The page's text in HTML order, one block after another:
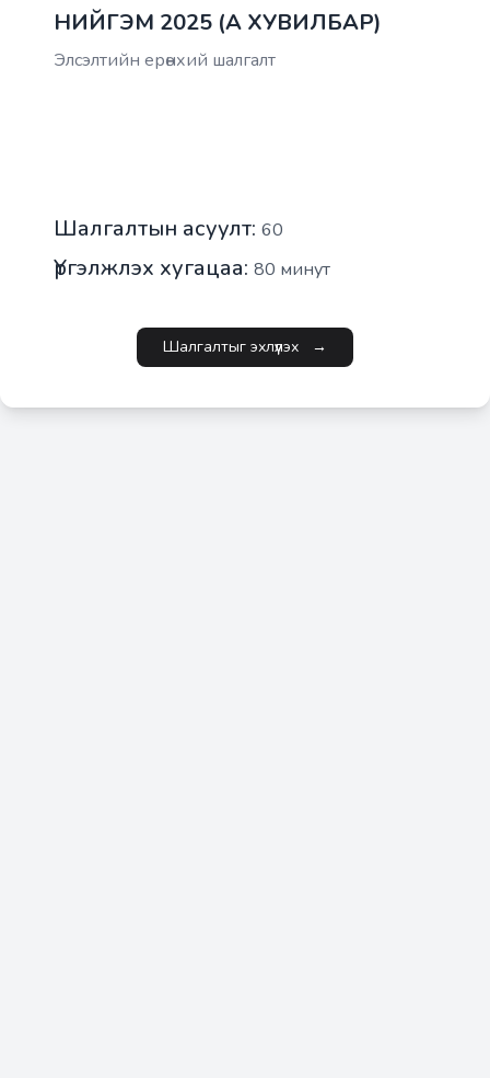
НИЙГЭМ 2025 (A ХУВИЛБАР)
Элсэлтийн ерөнхий шалгалт
Шалгалтын асуулт: 60
Үргэлжлэх хугацаа: 80 минут
Шалгалтыг эхлүүлэх →